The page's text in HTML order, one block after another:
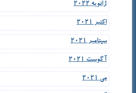
ژانویه 2022
اکتبر 2021
سپتامبر 2021
آگوست 2021
می 2021